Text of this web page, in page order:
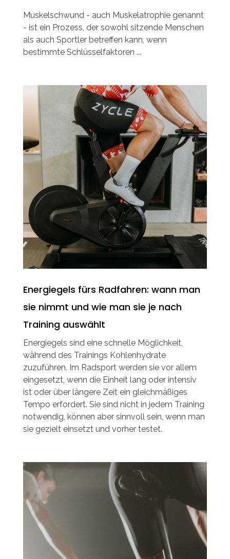
Muskelschwund - auch Muskelatrophie genannt
- ist ein Prozess, der sowohl sitzende Menschen
als auch Sportler betreffen kann, wenn
bestimmte Schlüsselfaktoren ...
Energiegels fürs Radfahren: wann man
sie nimmt und wie man sie je nach
Training auswählt
Energiegels sind eine schnelle Möglichkeit,
während des Trainings Kohlenhydrate
zuzuführen. Im Radsport werden sie vor allem
eingesetzt, wenn die Einheit lang oder intensiv
ist oder über längere Zeit ein gleichmäßiges
Tempo erfordert. Sie sind nicht in jedem Training
notwendig, können aber sinnvoll sein, wenn man
sie gezielt einsetzt und vorher testet.